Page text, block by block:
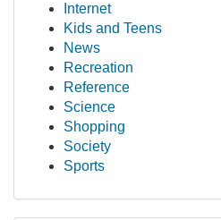
Internet
Kids and Teens
News
Recreation
Reference
Science
Shopping
Society
Sports